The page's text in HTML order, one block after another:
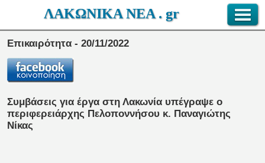
ΛΑΚΩΝΙΚΑ ΝΕΑ . gr
Επικαιρότητα - 20/11/2022
Συμβάσεις για έργα στη Λακωνία υπέγραψε ο
περιφερειάρχης Πελοποννήσου κ. Παναγιώτης
Νίκας